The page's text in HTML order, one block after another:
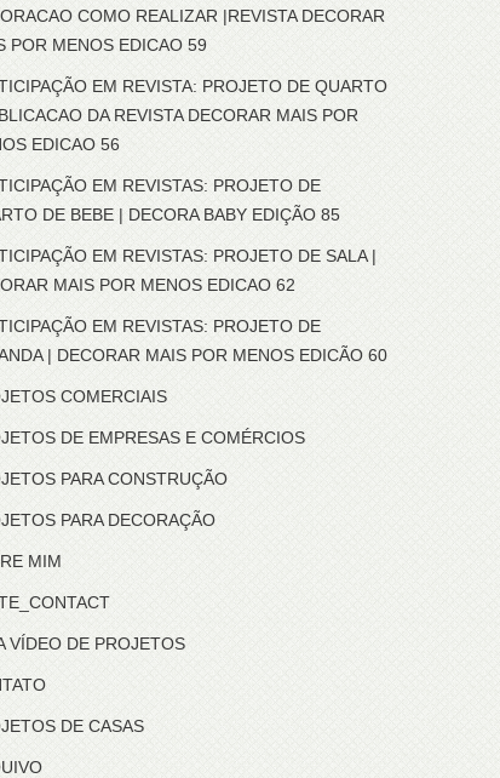
COMO REALIZAR |REVISTA DECORAR
POR MENOS EDICAO 59
EM REVISTA: PROJETO DE QUARTO
DA REVISTA DECORAR MAIS POR
EDICAO 56
EM REVISTAS: PROJETO DE
DE BEBE | DECORA BABY EDIÇÃO 85
EM REVISTAS: PROJETO DE SALA |
MAIS POR MENOS EDICAO 62
EM REVISTAS: PROJETO DE
| DECORAR MAIS POR MENOS EDICÃO 60
COMERCIAIS
DE EMPRESAS E COMÉRCIOS
PARA CONSTRUÇÃO
PARA DECORAÇÃO
MIM
VÍDEO DE PROJETOS
DE CASAS